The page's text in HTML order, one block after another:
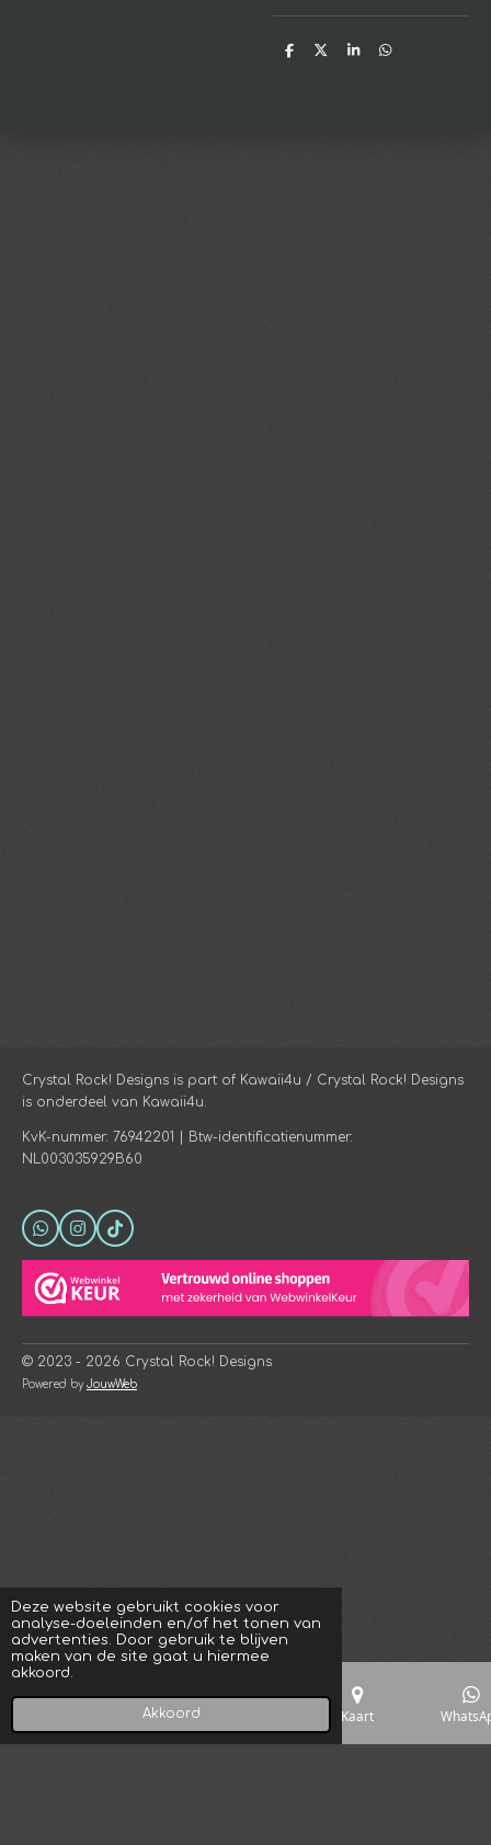
Deze website gebruikt cookies voor
analyse-doeleinden en/of het tonen van
advertenties. Door gebruik te blijven
maken van de site gaat u hiermee
akkoord.
Akkoord
D
D
S
D
Crystal Rock! Designs is part of Kawaii4u / Crystal Rock! Designs
is onderdeel van Kawaii4u.
KvK-nummer: 76942201 | Btw-identificatienummer:
NL003035929B60
W
h
t
s
A
p
I
n
t
a
g
a
m
T
i
T
o
k
© 2023 - 2026 Crystal Rock! Designs
Powered byJouwWeb
Telefoonnummer Kaart